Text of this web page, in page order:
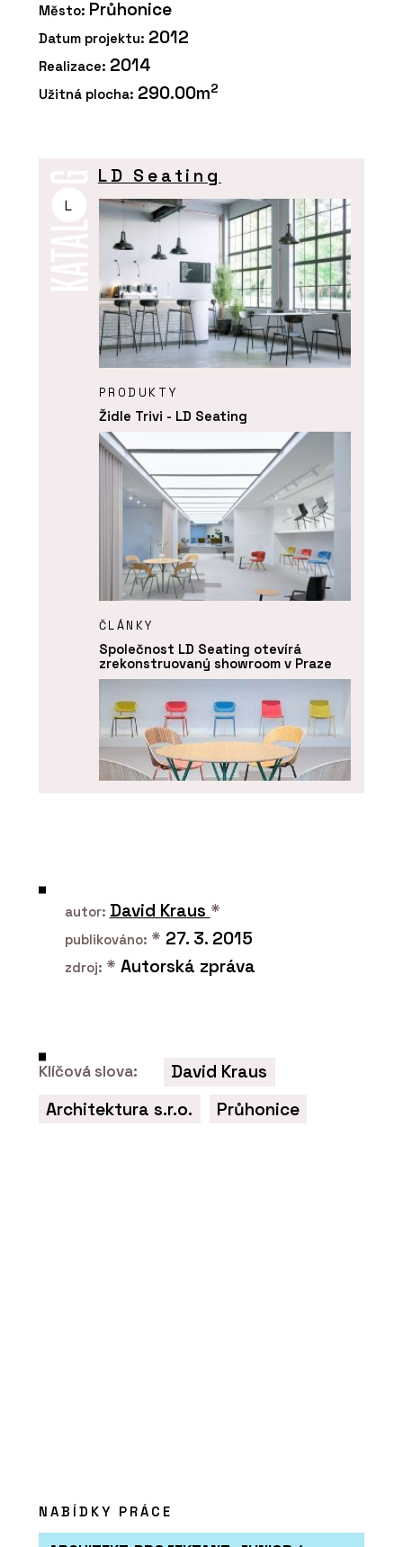
Město: Průhonice
Datum projektu: 2012
Realizace: 2014
Užitná plocha: 290.00m2
L
LD Seating
PRODUKTY
Židle Trivi - LD Seating
ČLÁNKY
Společnost LD Seating otevírá
zrekonstruovaný showroom v Praze
PRODUKTY
autor: David Kraus *
publikováno: * 27. 3. 2015
zdroj: * Autorská zpráva
Klíčová slova:
David Kraus
Architektura s.r.o.
Průhonice
NABÍDKY PRÁCE